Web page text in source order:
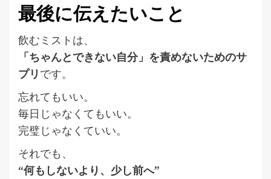
最後に伝えたいこと
飲むミストは、
「ちゃんとできない自分」を責めないためのサ
プリ です。
忘れてもいい。
毎日じゃなくてもいい。
完璧じゃなくていい。
それでも、
“何もしないより、少し前へ”